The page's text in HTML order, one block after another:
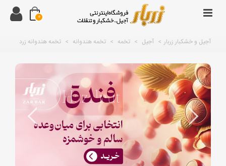
0
آجیل و خشکبار زربار > آجیل > تخمه > تخمه هندوانه > تخمه هندوانه زرد